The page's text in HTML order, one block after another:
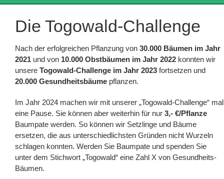
Spenden
Suche
nach:
Die Togowald-Challenge
Nach der erfolgreichen Pflanzung von 30.000 Bäumen im Jahr
2021und von 10.000 Obstbäumen im Jahr 2022konnten wir
unsere Togowald-Challenge im Jahr 2023fortsetzen und
20.000 Gesundheitsbäumepflanzen.
Im Jahr 2024 machen wir mit unserer „Togowald-Challenge“ mal
eine Pause. Sie können aber weiterhin für nur 3,- €/Pflanze
Baumpate werden. So können wir Setzlinge und Bäume
ersetzen, die aus unterschiedlichsten Gründen nicht Wurzeln
schlagen konnten. Werden Sie Baumpate und spenden Sie
unter dem Stichwort „Togowald“ eine Zahl X von Gesundheits-
Bäumen.